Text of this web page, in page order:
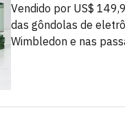
Vendido por US$
das gôndolas de
Wimbledon e nas